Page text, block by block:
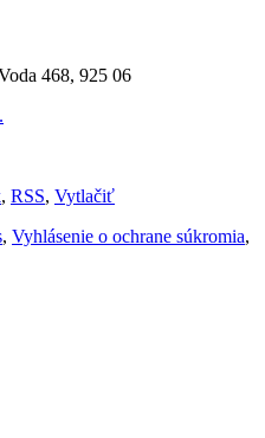
468, 925 06
, RSS, Vytlačiť
, Vyhlásenie o ochrane súkromia,